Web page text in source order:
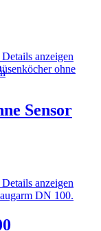
Details anzeigen
Sensor
Details anzeigen